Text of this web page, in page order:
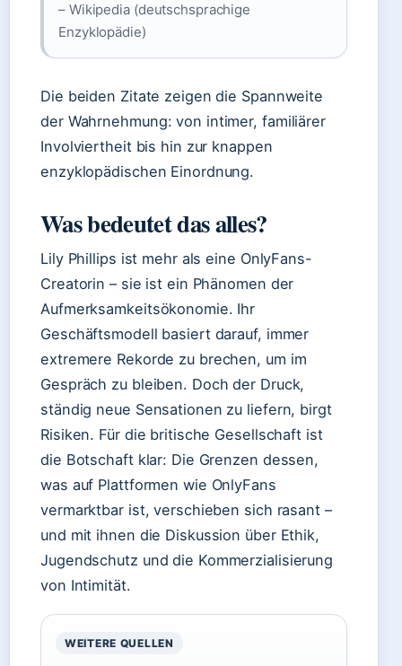
– Wikipedia (deutschsprachige
Enzyklopädie)
Die beiden Zitate zeigen die Spannweite
der Wahrnehmung: von intimer, familiärer
Involviertheit bis hin zur knappen
enzyklopädischen Einordnung.
Was bedeutet das alles?
Lily Phillips ist mehr als eine OnlyFans-
Creatorin – sie ist ein Phänomen der
Aufmerksamkeitsökonomie. Ihr
Geschäftsmodell basiert darauf, immer
extremere Rekorde zu brechen, um im
Gespräch zu bleiben. Doch der Druck,
ständig neue Sensationen zu liefern, birgt
Risiken. Für die britische Gesellschaft ist
die Botschaft klar: Die Grenzen dessen,
was auf Plattformen wie OnlyFans
vermarktbar ist, verschieben sich rasant –
und mit ihnen die Diskussion über Ethik,
Jugendschutz und die Kommerzialisierung
von Intimität.
WEITERE QUELLEN